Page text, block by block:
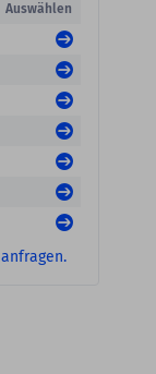
Auswählen